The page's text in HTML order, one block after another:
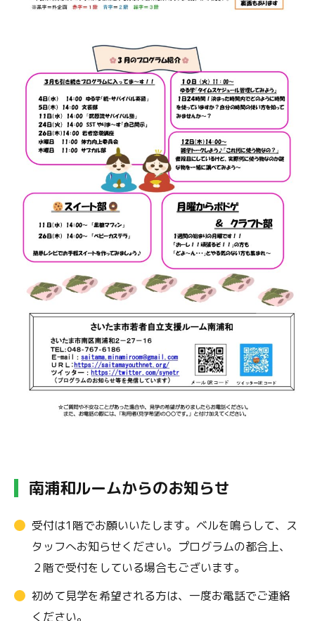
南浦和ルームからのお知らせ
受付は1階でお願いいたします。ベルを鳴らして、ス
タッフへお知らせください。プログラムの都合上、
２階で受付をしている場合もございます。
初めて見学を希望される方は、一度お電話でご連絡
ください。